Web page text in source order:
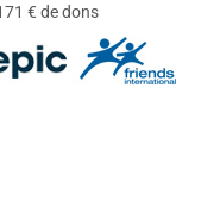
€ de dons